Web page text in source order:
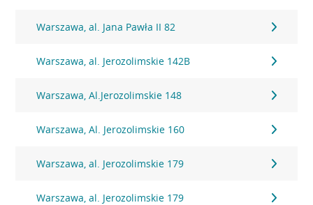
Warszawa, al. Jana Pawła II 82
Warszawa, al. Jerozolimskie 142B
Warszawa, Al.Jerozolimskie 148
Warszawa, Al. Jerozolimskie 160
Warszawa, al. Jerozolimskie 179
Warszawa, al. Jerozolimskie 179